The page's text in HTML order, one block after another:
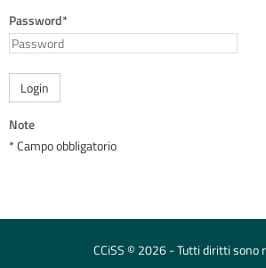
Password*
Login
Note
* Campo obbligatorio
CCiSS © 2026 - Tutti diritti sono